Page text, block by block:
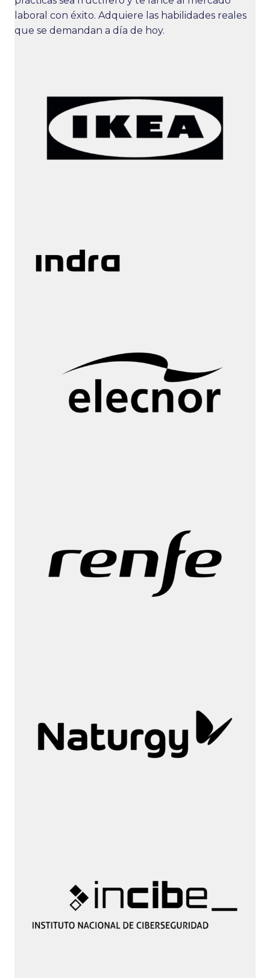
laboral con éxito. Adquiere las habilidades reales
que se demandan a día de hoy.